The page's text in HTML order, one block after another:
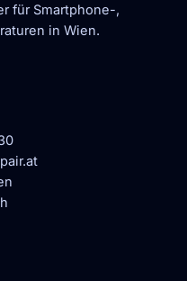
für Smartphone-,
in Wien.